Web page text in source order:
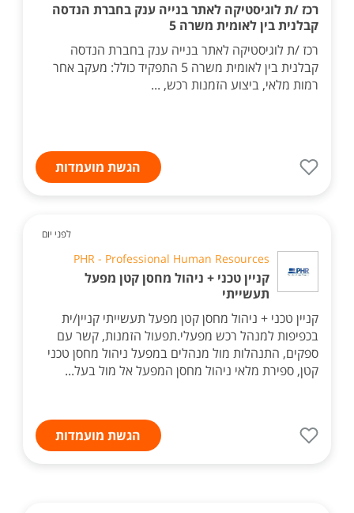
רכז /ת לוגיסטיקה לאתר בנייה ענק בחברת הנדסה
קבלנית בין לאומית משרה 5
רכז /ת לוגיסטיקה לאתר בנייה ענק בחברת הנדסה
קבלנית בין לאומית משרה 5 התפקיד כולל: מעקב אחר
רמות מלאי, ביצוע הזמנות רכש, ...
הגשת מועמדות
לפני יום
PHR - Professional Human Resources
קניין טכני + ניהול מחסן קטן מפעל
תעשייתי
קניין טכני + ניהול מחסן קטן מפעל תעשייתי קניין/ית
בכפיפות למנהל רכש מפעלי.תפעול הזמנות, קשר עם
ספקים, התנהלות מול מנהלים במפעל ניהול מחסן טכני
קטן, ספירת מלאי ניהול מחסן המפעל אל מול בעל...
הגשת מועמדות